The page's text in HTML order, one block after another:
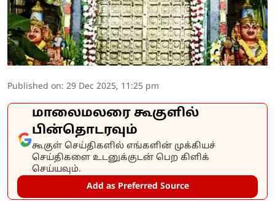
Published on: 29 Dec 2025, 11:25 pm
மாலைமலரை கூகுளில்
பின்தொடரவும்
கூகுள் செய்திகளில் எங்களின் முக்கியச்
செய்திகளை உடனுக்குடன் பெற கிளிக்
செய்யவும்.
Add as Preferred Source